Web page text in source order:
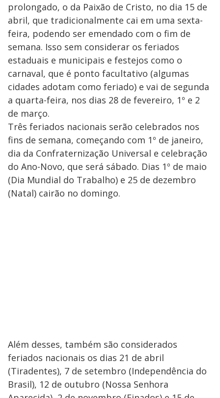
prolongado, o da Paixão de Cristo, no dia 15 de
abril, que tradicionalmente cai em uma sexta-
feira, podendo ser emendado com o fim de
semana. Isso sem considerar os feriados
estaduais e municipais e festejos como o
carnaval, que é ponto facultativo (algumas
cidades adotam como feriado) e vai de segunda
a quarta-feira, nos dias 28 de fevereiro, 1º e 2
de março.
Três feriados nacionais serão celebrados nos
fins de semana, começando com 1º de janeiro,
dia da Confraternização Universal e celebração
do Ano-Novo, que será sábado. Dias 1º de maio
(Dia Mundial do Trabalho) e 25 de dezembro
(Natal) cairão no domingo.
Além desses, também são considerados
feriados nacionais os dias 21 de abril
(Tiradentes), 7 de setembro (Independência do
Brasil), 12 de outubro (Nossa Senhora